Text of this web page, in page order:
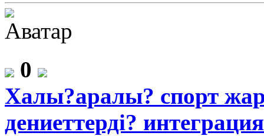
0
Халы?аралы? спорт
дениеттерді?